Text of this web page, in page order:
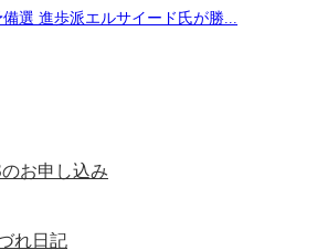
選 進歩派エルサイード氏が勝...
お申し込み
れ日記